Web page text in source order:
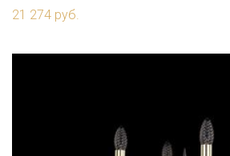
21 274 руб.